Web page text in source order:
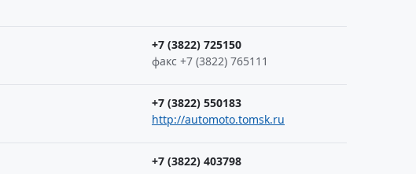
+7 (3822) 725150
факс +7 (3822) 765111
+7 (3822) 550183
http://automoto.tomsk.ru
+7 (3822) 403798